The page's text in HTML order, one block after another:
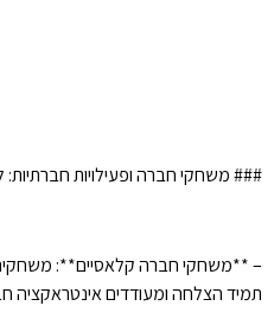
### משחקי חברה ופעילויות חברתיות:
– **משחקי חברה קלאסיים**: משחקים
תמיד הצלחה ומעודדים אינטראקציה